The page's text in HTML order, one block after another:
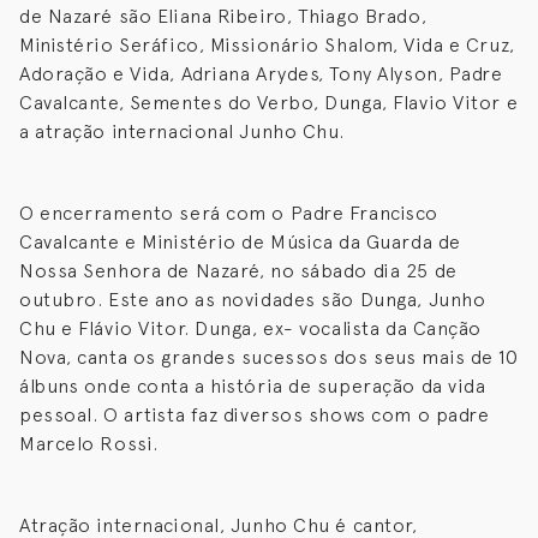
de Nazaré são Eliana Ribeiro, Thiago Brado,
Ministério Seráfico, Missionário Shalom, Vida e Cruz,
Adoração e Vida, Adriana Arydes, Tony Alyson, Padre
Cavalcante, Sementes do Verbo, Dunga, Flavio Vitor e
a atração internacional Junho Chu.
O encerramento será com o Padre Francisco
Cavalcante e Ministério de Música da Guarda de
Nossa Senhora de Nazaré, no sábado dia 25 de
outubro. Este ano as novidades são Dunga, Junho
Chu e Flávio Vitor. Dunga, ex- vocalista da Canção
Nova, canta os grandes sucessos dos seus mais de 10
álbuns onde conta a história de superação da vida
pessoal. O artista faz diversos shows com o padre
Marcelo Rossi.
Atração internacional, Junho Chu é cantor,